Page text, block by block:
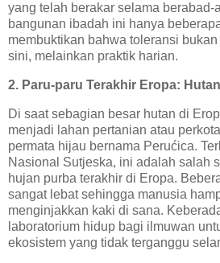
yang telah berakar selama berabad-
bangunan ibadah ini hanya
membuktikan bahwa toleransi
sini, melainkan praktik harian.
2. Paru-paru Terakhir Eropa:
Di saat sebagian besar hutan di
menjadi lahan pertanian atau
permata hijau bernama Perućica.
Nasional Sutjeska, ini adalah salah
hujan purba terakhir di Eropa.
sangat lebat sehingga manusia
menginjakkan kaki di sana.
laboratorium hidup bagi ilmuwan
ekosistem yang tidak terganggu